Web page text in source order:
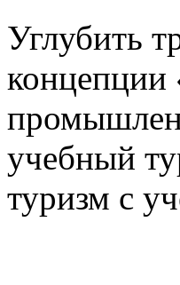
Углубить
концепции
учебный
туризм с